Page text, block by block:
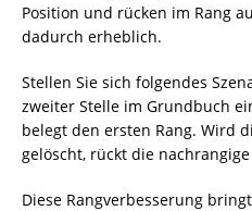
Position und rücken im Rang
dadurch erheblich.
Stellen Sie sich folgendes
zweiter Stelle im Grundbuch
belegt den ersten Rang. Wird
gelöscht, rückt die
Diese Rangverbesserung